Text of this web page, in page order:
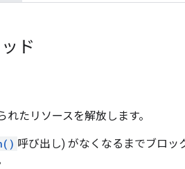
ド
たリソースを解放します。
呼び出し) がなくなるまでブロ